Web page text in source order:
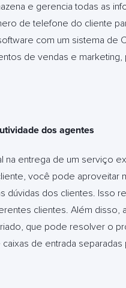
e gerencia todas as
de telefone do cliente
com um sistema de
de vendas e
dos agentes
na entrega de um serviço
você pode
dúvidas dos clientes. Isso
clientes. Além disso,
que pode resolver o
de entrada